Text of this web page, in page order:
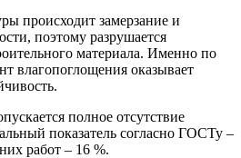
происходит замерзание и
поэтому разрушается
материала. Именно по
влагопоглощения оказывает
полное отсутствие
показатель согласно ГОСТу –
работ – 16 %.